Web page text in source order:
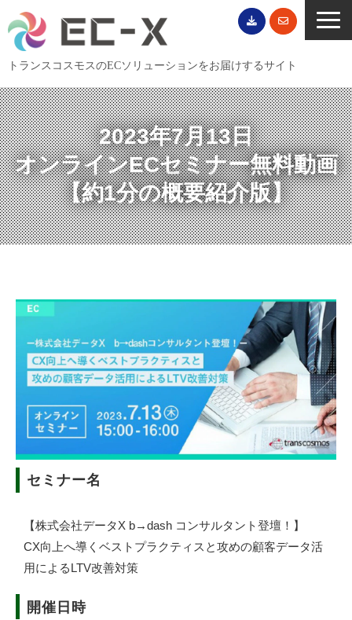
トランスコスモスのECソリューションをお届けするサイト
TOP
サービス一覧
EC導入事例
ECブログ
無料セミナー
EC資料ダウンロード
会社概要
2023年7月13日
オンラインECセミナー無料動画
【約1分の概要紹介版】
セミナー名
【株式会社データX b→dash コンサルタント登壇！】
CX向上へ導くベストプラクティスと攻めの顧客データ活
用によるLTV改善対策
開催日時